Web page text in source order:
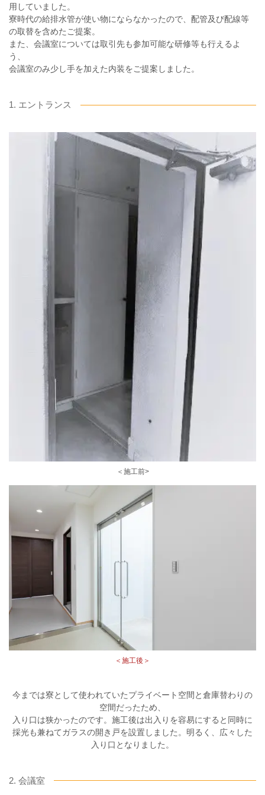
用していました。
寮時代の給排水管が使い物にならなかったので、配管及び配線等
の取替を含めたご提案。
また、会議室については取引先も参加可能な研修等も行えるよ
う、
会議室のみ少し手を加えた内装をご提案しました。
1. エントランス
＜施工前>
＜施工後＞
今までは寮として使われていたプライベート空間と倉庫替わりの
空間だったため、
入り口は狭かったのです。施工後は出入りを容易にすると同時に
採光も兼ねてガラスの開き戸を設置しました。明るく、広々した
入り口となりました。
2. 会議室